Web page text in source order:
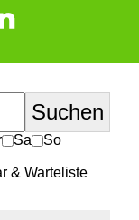
Sa
So
& Warteliste